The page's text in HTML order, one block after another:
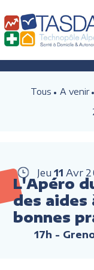
Tous A venir
Jeu 11 Avr
L'Apéro
des aides
bonnes
17h -